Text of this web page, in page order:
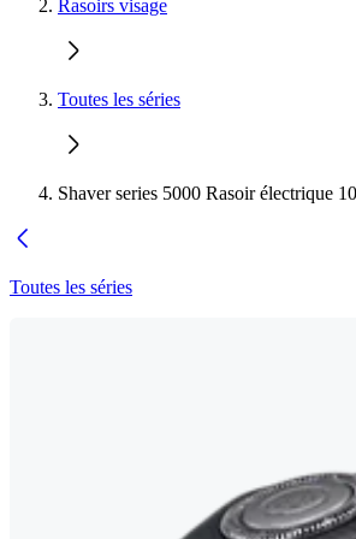
Rasoirs visage
Toutes les séries
Shaver series 5000 Rasoir électrique
Toutes les séries